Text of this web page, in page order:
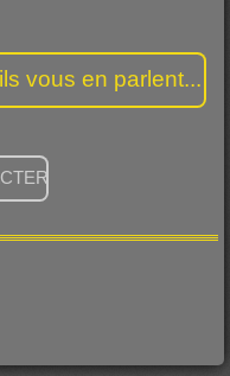
vous en parlent...